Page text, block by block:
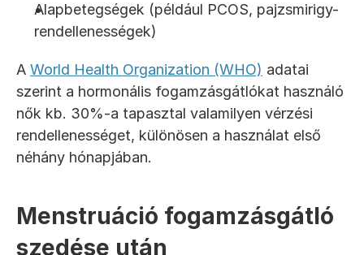
Alapbetegségek (például PCOS, pajzsmirigy-
rendellenességek)
A World Health Organization (WHO) adatai
szerint a hormonális fogamzásgátlókat használó
nők kb. 30%-a tapasztal valamilyen vérzési
rendellenességet, különösen a használat első
néhány hónapjában.
Menstruáció fogamzásgátló
szedése után